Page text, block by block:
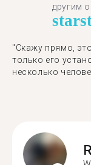
другим
star
"Скажу прямо,
только его
несколько